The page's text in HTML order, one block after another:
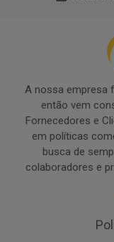
A nossa empresa
então vem
Fornecedores e
em políticas
busca de
colaboradores e